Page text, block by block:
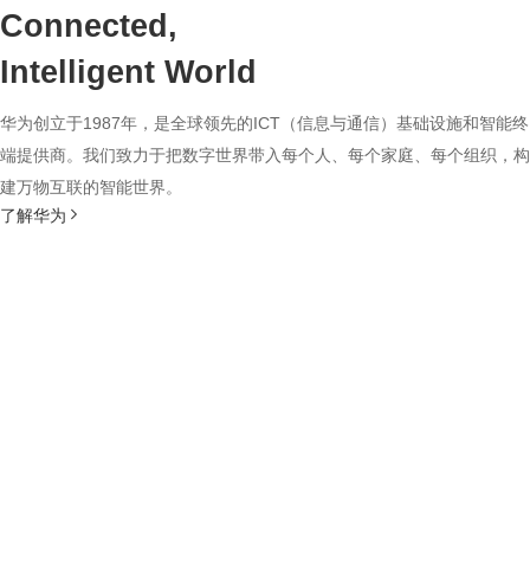
Connected,
Intelligent World
华为创立于1987年，是全球领先的ICT（信息与通信）基础设施和智能终
端提供商。我们致力于把数字世界带入每个人、每个家庭、每个组织，构
建万物互联的智能世界。
了解华为